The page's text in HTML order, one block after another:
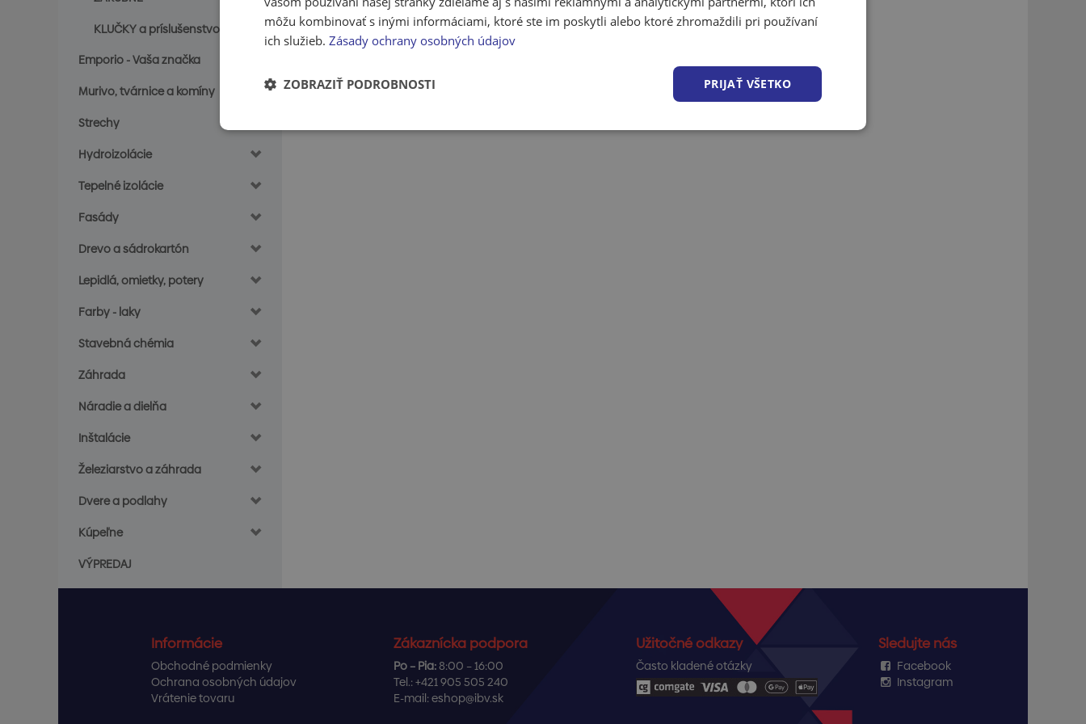
KLUČKY a príslušenstvo
Emporio - Vaša značka
Murivo, tvárnice a komíny
Strechy
Hydroizolácie
Tepelné izolácie
Fasády
Drevo a sádrokartón
Lepidlá, omietky, potery
Farby - laky
Stavebná chémia
Záhrada
Náradie a dielňa
Inštalácie
Železiarstvo a záhrada
Dvere a podlahy
Kúpeľne
VÝPREDAJ
Informácie
Obchodné podmienky
Ochrana osobných údajov
Vrátenie tovaru
Zákaznícka podpora
Po – Pia:8:00 – 16:00
Tel.:+421 905 505 240
E-mail:eshop@ibv.sk
Užitočné odkazy
Často kladené otázky
Sledujte nás
Facebook
Instagram
môžu kombinovať s inými informáciami, ktoré ste im poskytli alebo ktoré zhromaždili pri používaní
ich služieb. Zásady ochrany osobných údajov
PRIJAŤ VŠETKO
ZOBRAZIŤ PODROBNOSTI